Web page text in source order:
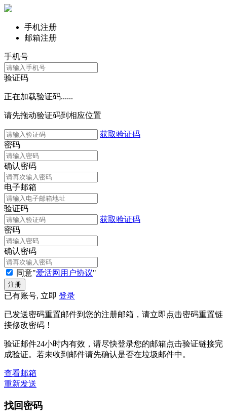
手机注册
邮箱注册
手机号
验证码
正在加载验证码......
请先拖动验证码到相应位置
获取验证码
密码
确认密码
电子邮箱
验证码
获取验证码
密码
确认密码
同意"爱活网用户协议"
已有账号, 立即 登录
已发送密码重置邮件到您的注册邮箱，请立即点击密码重置链
接修改密码！
验证邮件24小时内有效，请尽快登录您的邮箱点击验证链接完
成验证。若未收到邮件请先确认是否在垃圾邮件中。
查看邮箱
重新发送
找回密码